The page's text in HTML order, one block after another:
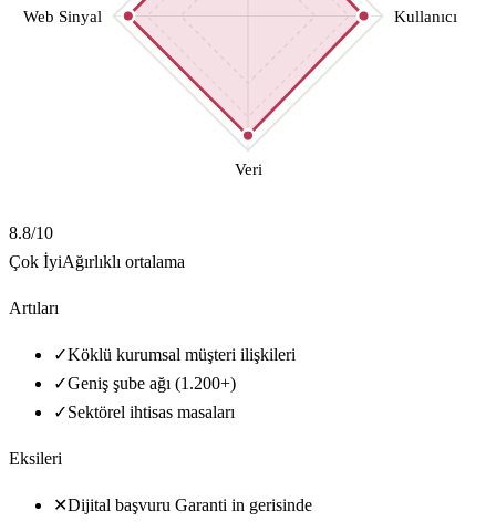
Kullanıcı
Veri
Web Sinyal
8.8/10
Çok İyiAğırlıklı ortalama
Artıları
✓Köklü kurumsal müşteri ilişkileri
✓Geniş şube ağı (1.200+)
✓Sektörel ihtisas masaları
Eksileri
✕Dijital başvuru Garanti in gerisinde